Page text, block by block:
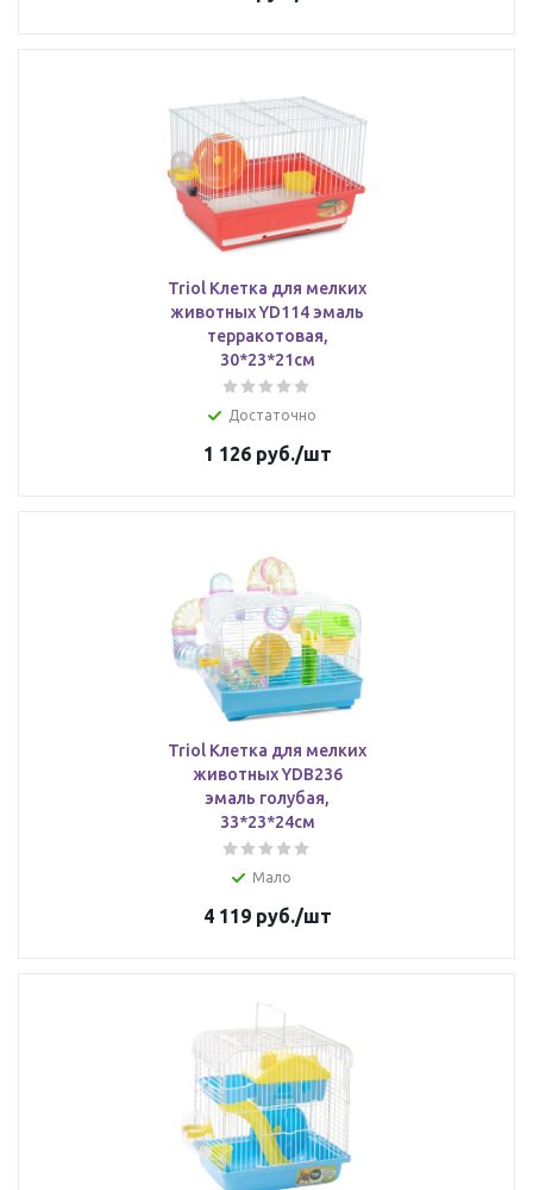
Triol Клетка для мелких
животных YD114 эмаль
терракотовая,
30*23*21см
Достаточно
1 126руб./шт
Triol Клетка для мелких
животных YDB236
эмаль голубая,
33*23*24см
Мало
4 119руб./шт